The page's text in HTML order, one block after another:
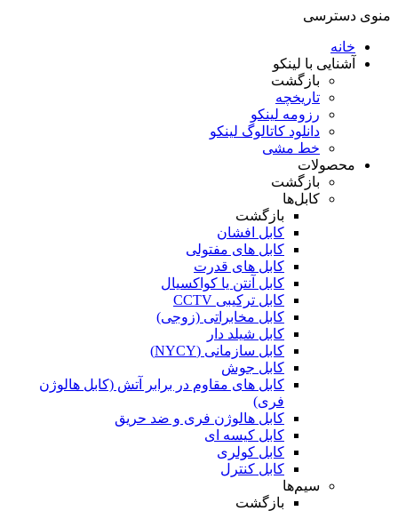
منوی دسترسی
خانه
آشنایی با لینکو
بازگشت
تاریخچه
رزومه لینکو
دانلود کاتالوگ لینکو
خط مشی
محصولات
بازگشت
کابل‌ها
بازگشت
کابل افشان
کابل های مفتولی
کابل های قدرت
کابل آنتن یا کواکسیال
کابل ترکیبی CCTV
کابل مخابراتی (زوجی)
کابل شیلد دار
کابل سازمانی (NYCY)
کابل جوش
کابل های مقاوم در برابر آتش (کابل هالوژن
فری)
کابل هالوژن فری و ضد حریق
کابل کیسه ای
کابل کولری
کابل کنترل
سیم‌ها
بازگشت